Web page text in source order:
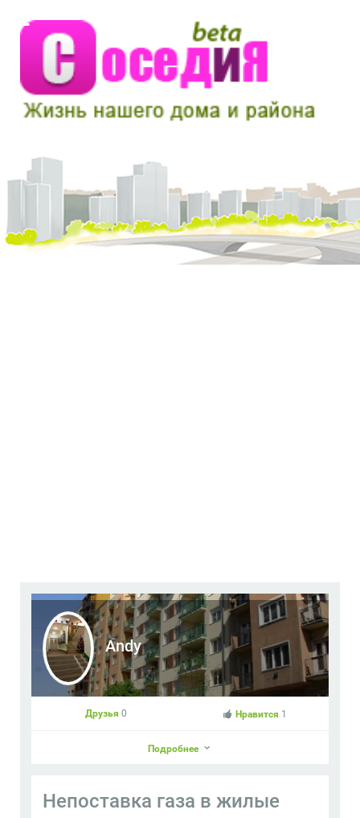
Andy
Andy
Друзья 0 Нравится 1
Подробнее
Непоставка газа в жилые